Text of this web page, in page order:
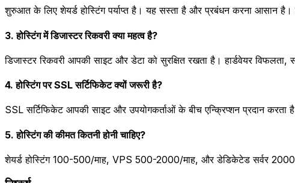
शुरुआत के लिए शेयर्ड होस्टिंग पर्याप्त है। यह सस्ता है और प्रबंधन करना
3. होस्टिंग में डिजास्टर रिकवरी क्या महत्व है?
डिजास्टर रिकवरी आपकी साइट और डेटा को सुरक्षित रखता है। हार्डवेयर
4. होस्टिंग पर SSL सर्टिफिकेट क्यों जरूरी है?
SSL सर्टिफिकेट आपकी साइट और उपयोगकर्ताओं के बीच एन्क्रिप्शन प्रदान करता
5. होस्टिंग की कीमत कितनी होनी चाहिए?
शेयर्ड होस्टिंग ₹100-500/माह, VPS ₹500-2000/माह, और डेडिकेटेड सर्वर